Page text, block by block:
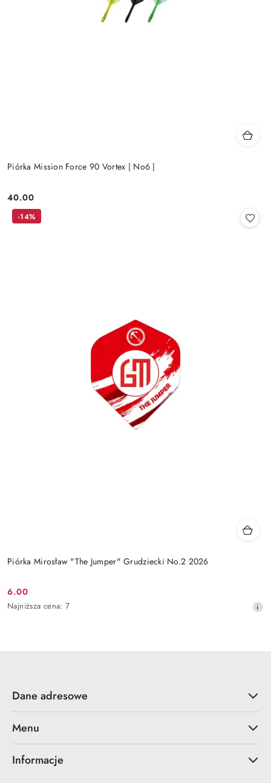
Piórka Mission Force 90 Vortex | No6 |
Cena:
40.00
Piórka Mirosław "The Jumper" Grudziecki No.2 2026
Cena
promocyjna:
6.00
Najniższa
Najniższa cena: 7
-14%
Dane adresowe
Menu
Informacje